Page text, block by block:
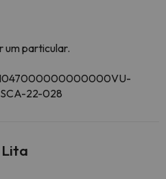
um particular.
22-028
Lita